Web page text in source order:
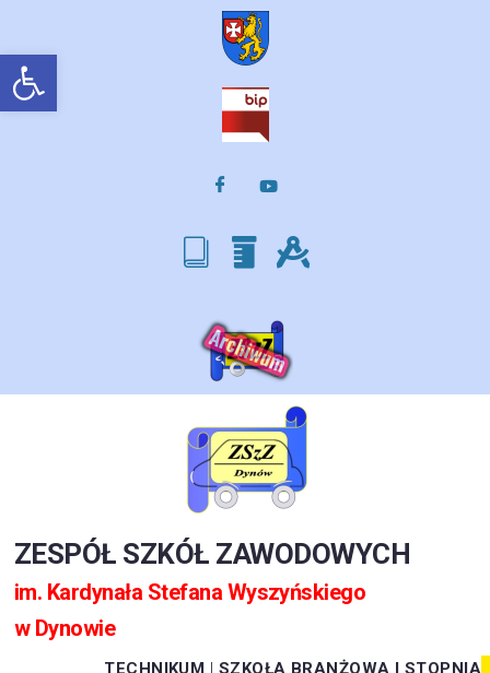
Otwórz pasek narzędzi
ZESPÓŁ SZKÓŁ ZAWODOWYCH
im. Kardynała Stefana Wyszyńskiego
w Dynowie
TECHNIKUM | SZKOŁA BRANŻOWA I STOPNIA